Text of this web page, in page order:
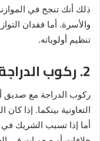
ذلك أنك تنجح في
والأسرة. أما فقدان
تنظيم أولوياته.
2. ركوب الدراجة مع شخص آخر
ركوب الدراجة مع صديق
التعاونية بينكما. إذا
أما إذا تسبب الشريك